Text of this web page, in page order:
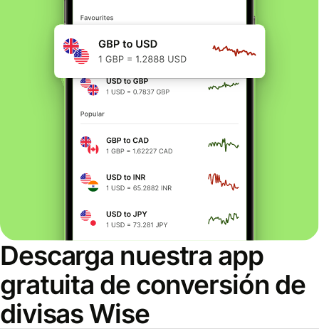
Descarga nuestra app
gratuita de conversión de
divisas Wise